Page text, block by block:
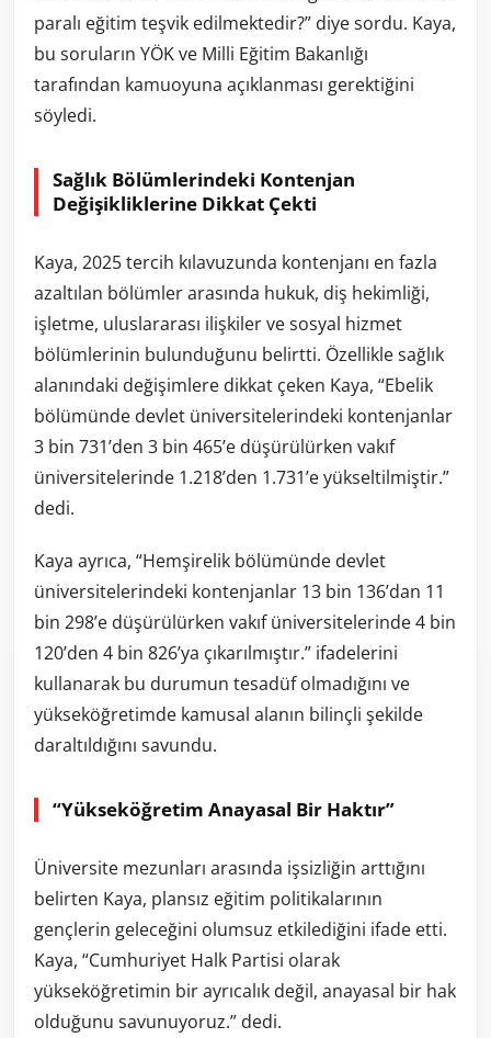
paralı eğitim teşvik edilmektedir?” diye sordu. Kaya,
bu soruların YÖK ve Milli Eğitim Bakanlığı
tarafından kamuoyuna açıklanması gerektiğini
söyledi.
Sağlık Bölümlerindeki Kontenjan
Değişikliklerine Dikkat Çekti
Kaya, 2025 tercih kılavuzunda kontenjanı en fazla
azaltılan bölümler arasında hukuk, diş hekimliği,
işletme, uluslararası ilişkiler ve sosyal hizmet
bölümlerinin bulunduğunu belirtti. Özellikle sağlık
alanındaki değişimlere dikkat çeken Kaya, “Ebelik
bölümünde devlet üniversitelerindeki kontenjanlar
3 bin 731’den 3 bin 465’e düşürülürken vakıf
üniversitelerinde 1.218’den 1.731’e yükseltilmiştir.”
dedi.
Kaya ayrıca, “Hemşirelik bölümünde devlet
üniversitelerindeki kontenjanlar 13 bin 136’dan 11
bin 298’e düşürülürken vakıf üniversitelerinde 4 bin
120’den 4 bin 826’ya çıkarılmıştır.” ifadelerini
kullanarak bu durumun tesadüf olmadığını ve
yükseköğretimde kamusal alanın bilinçli şekilde
daraltıldığını savundu.
“Yükseköğretim Anayasal Bir Haktır”
Üniversite mezunları arasında işsizliğin arttığını
belirten Kaya, plansız eğitim politikalarının
gençlerin geleceğini olumsuz etkilediğini ifade etti.
Kaya, “Cumhuriyet Halk Partisi olarak
yükseköğretimin bir ayrıcalık değil, anayasal bir hak
olduğunu savunuyoruz.” dedi.